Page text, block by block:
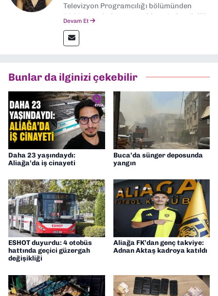
Televizyon Programcılığı bölümünden
2024 senesinde mezun oldum. Dokuz Eylül
editörlük görevini de üstleniyorum.
Devam Et
Bunlar da ilginizi çekebilir
Daha 23 yaşındaydı:
Aliağa’da iş cinayeti
Buca’da sünger deposunda
yangın
ESHOT duyurdu: 4 otobüs
hattında geçici güzergah
değişikliği
Aliağa FK’dan genç takviye:
Adnan Aktaş kadroya katıldı